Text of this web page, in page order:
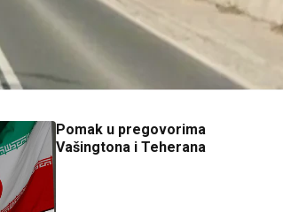
Pomak u pregovorima
Vašingtona i Teherana